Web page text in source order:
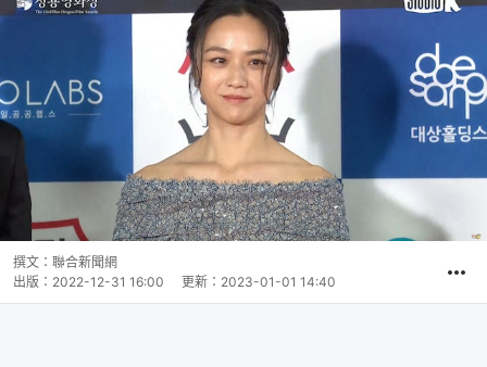
撰文： 聯合新聞網
出版： 2022-12-31 16:00 更新： 2023-01-01 14:40